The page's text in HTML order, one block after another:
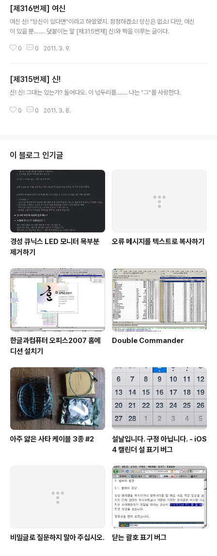
[제316번제] 여신
여신 신! "당신이 있다면"이라고 하였었지. 정정하겠소! 당신은 없소! 다만, 여신
이 있을 뿐……. 덧붙이는 말 [제315번제] 신!와 짝을 이루는 글이다.
0 0 2011. 3. 9.
[제315번제] 신!
신! 신! 그대는 있는가? 들어다오. 이 넋두리를……. 나는 "그"를 사랑한다.
0 0 2011. 3. 8.
이 블로그 인기글
경성 큐닉스 LED 모니터 목부분
제거하기
오류 메시지를 텍스트로 복사하기
한글과컴퓨터 오피스2007 홈에
디션 설치기
Double Commander
아주 얇은 사타 케이블 3종 #2
설날입니다. 구정 아닙니다. - iOS
4 캘린더 설 표기 버그
비밀글로 질문하지 말아 주십시오. 닫는 괄호 표기 버그